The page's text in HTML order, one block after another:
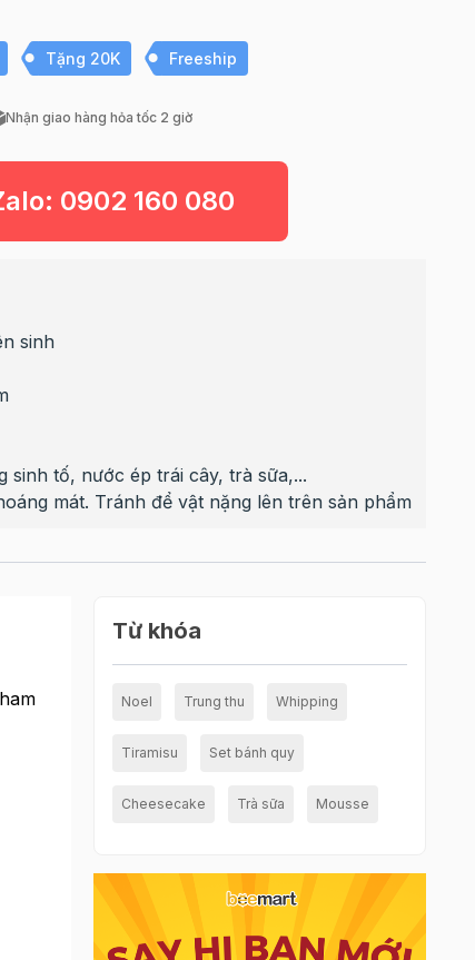
Tặng 20K Freeship
Nhận giao hàng hỏa tốc 2 giờ
0902 160 080
sinh
sinh tố, nước ép trái cây, trà sữa,...
mát. Tránh để vật nặng lên trên sản phẩm
Từ khóa
Noel Trung thu Whipping
Tiramisu Set bánh quy
Cheesecake Trà sữa Mousse